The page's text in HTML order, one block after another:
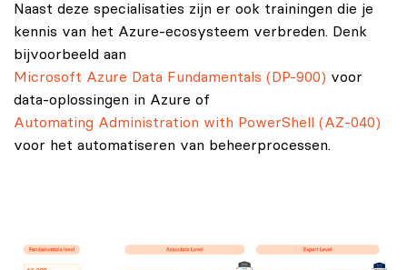
Naast deze specialisaties zijn er ook trainingen die je
kennis van het Azure-ecosysteem verbreden. Denk
bijvoorbeeld aan
Microsoft Azure Data Fundamentals (DP-900) voor
data-oplossingen in Azure of
Automating Administration with PowerShell (AZ-040)
voor het automatiseren van beheerprocessen.